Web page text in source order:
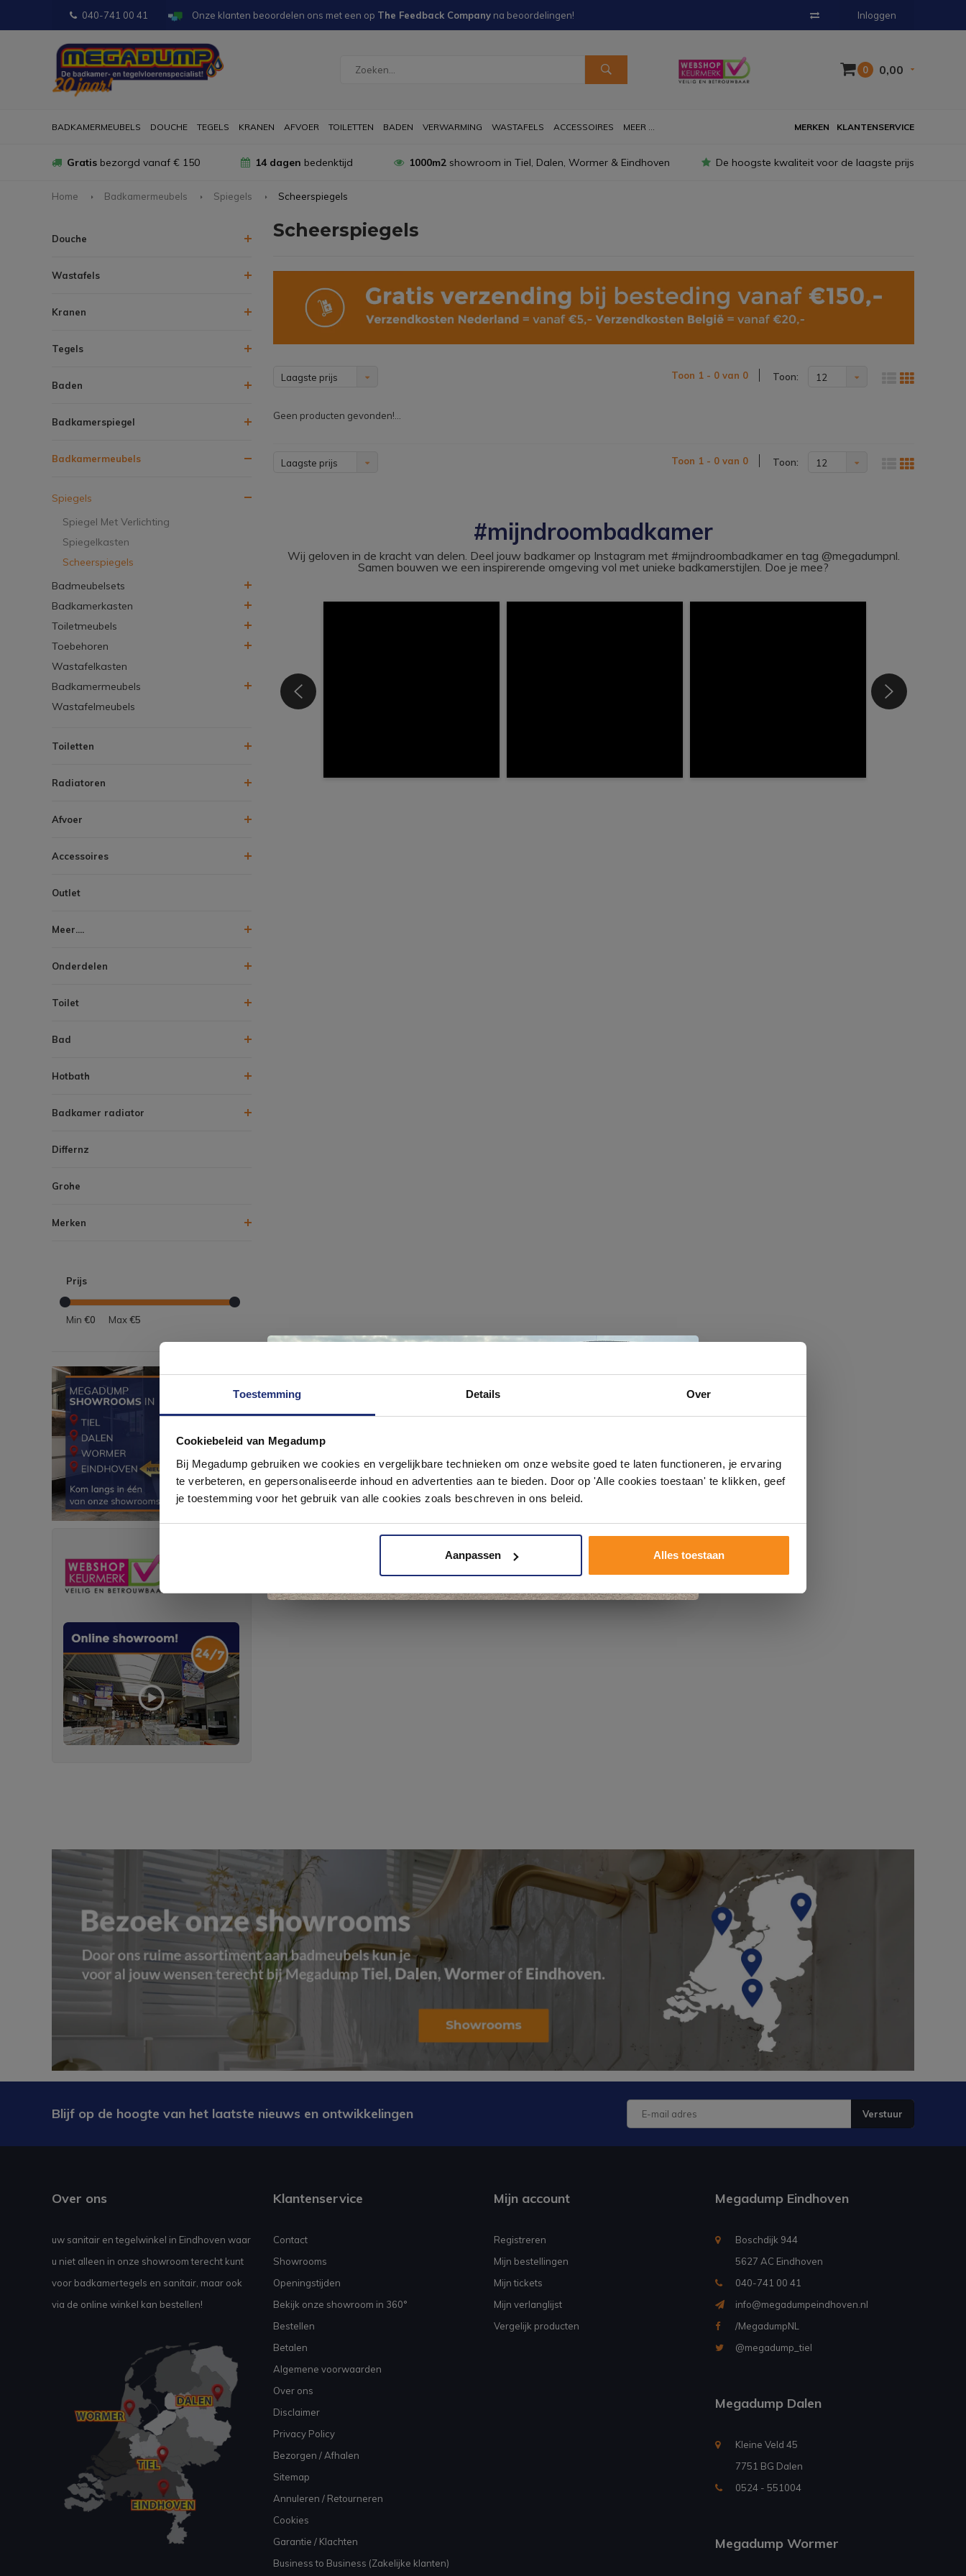
Toestemming Details Over
Cookiebeleid van Megadump
Bij Megadump gebruiken we cookies en vergelijkbare technieken om onze website goed te laten functioneren, je ervaring
te verbeteren, en gepersonaliseerde inhoud en advertenties aan te bieden. Door op 'Alle cookies toestaan' te klikken, geef
je toestemming voor het gebruik van alle cookies zoals beschreven in ons beleid.
Aanpassen Alles toestaan
040-741 00 41 Onze klanten beoordelen ons met een op The Feedback Company na beoordelingen! Inloggen
0 0,00
BADKAMERMEUBELS DOUCHE TEGELS KRANEN AFVOER TOILETTEN BADEN VERWARMING WASTAFELS ACCESSOIRES MEER ... KLANTENSERVICE
MERKEN
Gratis bezorgd vanaf € 150 14 dagen bedenktijd 1000m2showroom in Tiel, Dalen, Wormer & Eindhoven De hoogste kwaliteit voor de laagste prijs
Home Badkamermeubels Spiegels Scheerspiegels
Douche
Wastafels
Kranen
Tegels
Baden
Badkamerspiegel
Badkamermeubels
Spiegels
Spiegel Met Verlichting
Spiegelkasten
Scheerspiegels
Badmeubelsets
Badkamerkasten
Toiletmeubels
Toebehoren
Wastafelkasten
Badkamermeubels
Wastafelmeubels
Toiletten
Radiatoren
Afvoer
Accessoires
Outlet
Meer....
Onderdelen
Toilet
Bad
Hotbath
Badkamer radiator
Differnz
Grohe
Merken
Prijs
Min €0 Max€5
Scheerspiegels
Laagste prijs Toon 1 - 0 van 0 Toon: 12
Geen producten gevonden!...
Laagste prijs Toon 1 - 0 van 0 Toon: 12
#mijndroombadkamer
Wij geloven in de kracht van delen. Deel jouw badkamer op Instagram met #mijndroombadkamer en tag @megadumpnl.
Samen bouwen we een inspirerende omgeving vol met unieke badkamerstijlen. Doe je mee?
Blijf op de hoogte van het laatste nieuws en ontwikkelingen Verstuur
Over ons
uw sanitair en tegelwinkel in Eindhoven waar
u niet alleen in onze showroom terecht kunt
voor badkamertegels en sanitair, maar ook
via de online winkel kan bestellen!
Klantenservice
Contact
Showrooms
Openingstijden
Bekijk onze showroom in 360°
Bestellen
Betalen
Algemene voorwaarden
Over ons
Disclaimer
Privacy Policy
Bezorgen / Afhalen
Sitemap
Annuleren / Retourneren
Cookies
Garantie / Klachten
Business to Business (Zakelijke klanten)
Mijn account
Registreren
Mijn bestellingen
Mijn tickets
Mijn verlanglijst
Vergelijk producten
Megadump Eindhoven
Boschdijk 944
5627 AC Eindhoven
040-741 00 41
info@megadumpeindhoven.nl
/MegadumpNL
@megadump_tiel
Megadump Dalen
Kleine Veld 45
7751 BG Dalen
0524 - 551004
Megadump Wormer
Ontdek 21 complete badkamers in onze
Laat je inspireren door 21 volledig ingerichte badkameropstellingen – van
compact tot luxe. Onze ervaren adviseurs helpen je persoonlijk, en je vindt tegels
& sanitair direct uit voorraad. Gratis parkeren op eigen terrein.
Kom langs en ervaar zelf het verschil!